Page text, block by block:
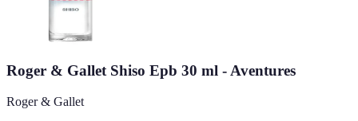
Roger & Gallet Shiso Epb 30 ml - Aventures
Roger & Gallet